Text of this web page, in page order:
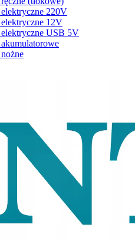
220V
12V
USB 5V